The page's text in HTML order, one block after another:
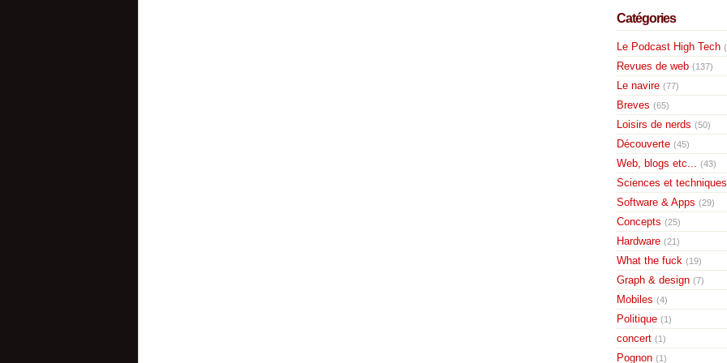
Catégories
Le Podcast High Tech
Revues de web (137)
Le navire (77)
Breves (65)
Loisirs de nerds (50)
Découverte (45)
Web, blogs etc... (43)
Sciences et techniques
Software & Apps (29)
Concepts (25)
Hardware (21)
What the fuck (19)
Graph & design (7)
Mobiles (4)
Politique (1)
concert (1)
Pognon (1)